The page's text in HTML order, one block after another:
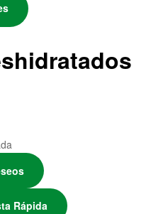
Rápida